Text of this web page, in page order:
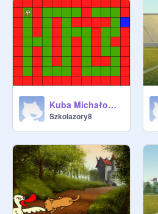
Kuba Michałowski
Szkolazory8